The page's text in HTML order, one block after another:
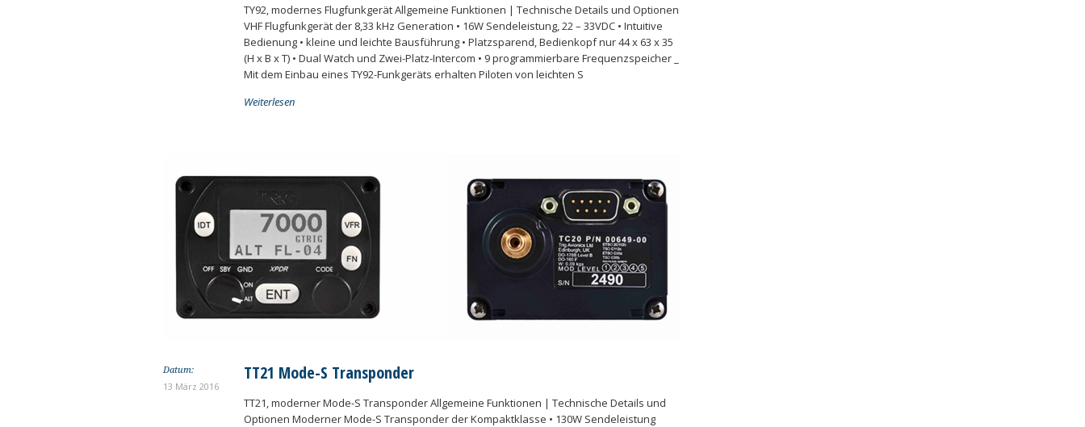
TY92, modernes Flugfunkgerät Allgemeine Funktionen | Technische Details und Optionen
VHF Flugfunkgerät der 8,33 kHz Generation • 16W Sendeleistung, 22 – 33VDC • Intuitive
Bedienung • kleine und leichte Bausführung • Platzsparend, Bedienkopf nur 44 x 63 x 35
(H x B x T) • Dual Watch und Zwei-Platz-Intercom • 9 programmierbare Frequenzspeicher _
Mit dem Einbau eines TY92-Funkgeräts erhalten Piloten von leichten S
Weiterlesen
Datum:
13 März 2016
TT21 Mode-S Transponder
TT21, moderner Mode-S Transponder Allgemeine Funktionen | Technische Details und
Optionen Moderner Mode-S Transponder der Kompaktklasse • 130W Sendeleistung